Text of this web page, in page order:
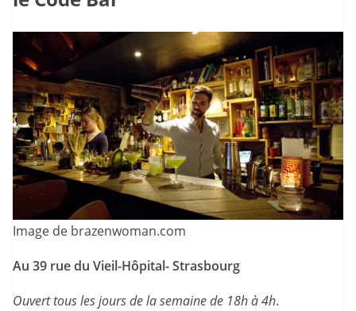
Image de brazenwoman.com
Au 39 rue du Vieil-Hôpital- Strasbourg
Ouvert tous les jours de la semaine de 18h à 4h.